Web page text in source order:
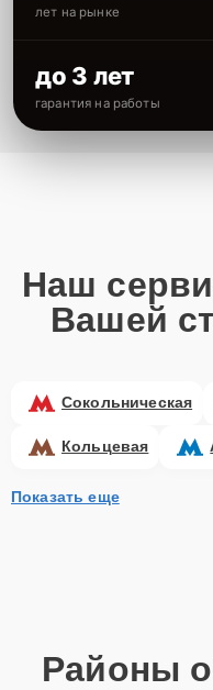
лет на рынке
до 3 лет
гарантия на работы
Наш
Вашей
Сокольническая
Кольцевая
Показать еще
Районы